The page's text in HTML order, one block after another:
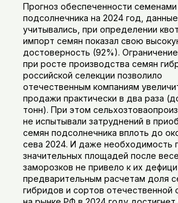
Прогноз обеспеченности семенами
подсолнечника на 2024 год,
учитывались, при определении
импорт семян показал свою
достоверность (92%).
при росте производства семян
российской селекции позволило
отечественным компаниям
продажи практически в два раза
тонн). При этом
не испытывали затруднений в
семян подсолнечника вплоть до
сева 2024. И даже необходимость
значительных площадей после
заморозков не привело к их
предварительным расчетам доля
гибридов и сортов отечественной